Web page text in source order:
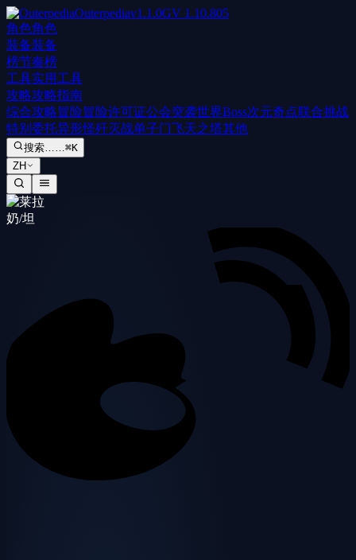
Outerpediav1.1.0GV 1.10.805
角色角色
装备装备
榜节奏榜
工具实用工具
攻略攻略指南
综合攻略冒险冒险许可证公会突袭世界Boss次元奇点联合挑战
特别委托异形怪歼灭战单子门飞天之塔其他
搜索……⌘K
ZH
奶/坦